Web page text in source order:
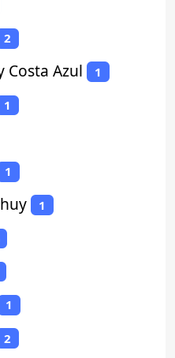
2
Costa Azul 1
1
1
1
1
2